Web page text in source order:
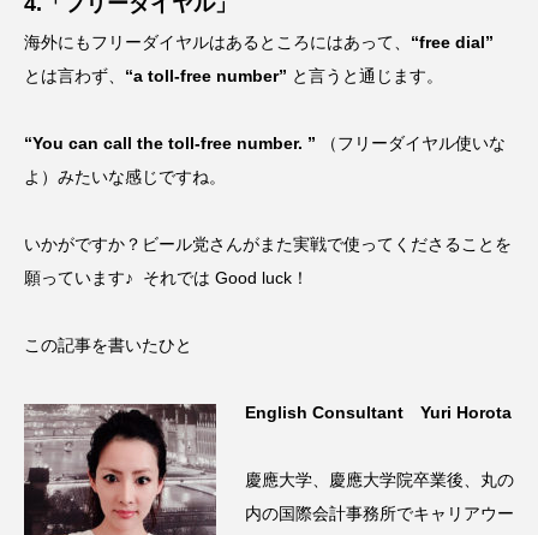
海外にもフリーダイヤルはあるところにはあって、 “free dial”
とは言わず、 “a toll-free number” と言うと通じます。
“You can call the toll-free number. ”
（フリーダイヤル使いな
よ）みたいな感じですね。
いかがですか？ビール党さんがまた実戦で使ってくださることを
願っています♪ それでは Good luck！
この記事を書いたひと
English Consultant Yuri Horota
慶應大学、慶應大学院卒業後、丸の
内の国際会計事務所でキャリアウー